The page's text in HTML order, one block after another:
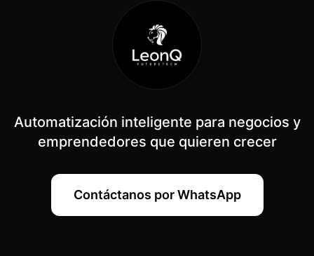
Automatización inteligente para negocios y
emprendedores que quieren crecer
Contáctanos por WhatsApp